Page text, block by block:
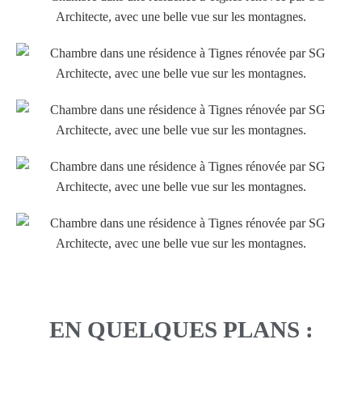
EN QUELQUES PLANS :